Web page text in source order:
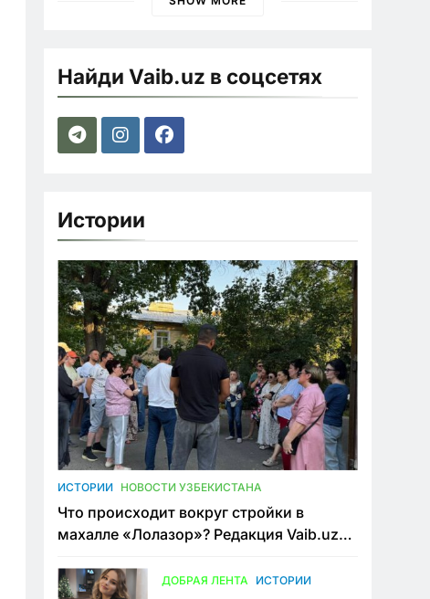
Найди Vaib.uz в соцсетях
Истории
ИСТОРИИ НОВОСТИ УЗБЕКИСТАНА
Что происходит вокруг стройки в
махалле «Лолазор»? Редакция Vaib.uz
конфликта
ДОБРАЯ ЛЕНТА ИСТОРИИ